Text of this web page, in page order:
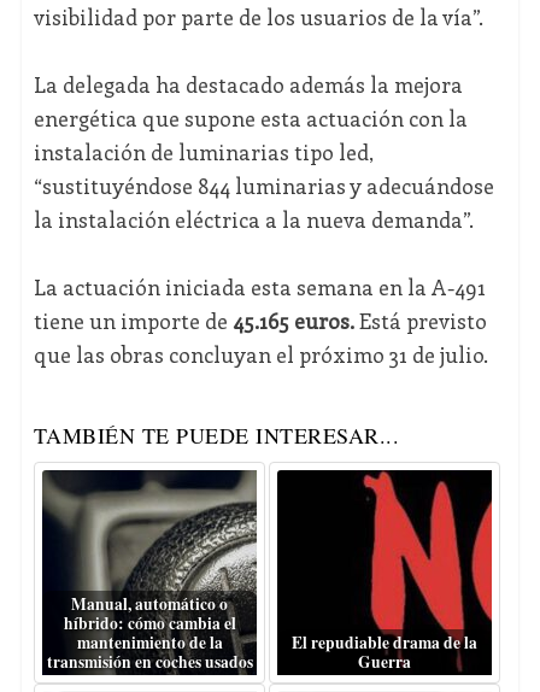
visibilidad por parte de los usuarios de la vía”.
La delegada ha destacado además la mejora
energética que supone esta actuación con la
instalación de luminarias tipo led,
“sustituyéndose 844 luminarias y adecuándose
la instalación eléctrica a la nueva demanda”.
La actuación iniciada esta semana en la A-491
tiene un importe de 45.165 euros.Está previsto
que las obras concluyan el próximo 31 de julio.
TAMBIÉN TE PUEDE INTERESAR...
Manual, automático o
híbrido: cómo cambia el
mantenimiento de la
transmisión en coches usados
El repudiable drama de la
Guerra